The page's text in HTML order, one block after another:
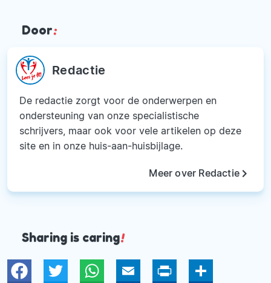
Door:
Redactie
De redactie zorgt voor de onderwerpen en
ondersteuning van onze specialistische
schrijvers, maar ook voor vele artikelen op deze
site en in onze huis-aan-huisbijlage.
Meer over Redactiekeyboard_arrow_right
Sharing is caring!
Twitter WhatsAppEmail Print Deel